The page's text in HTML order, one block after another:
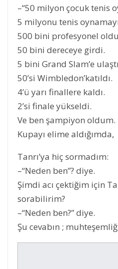
–“50 milyon çocuk tenis
5 milyonu tenis
500 bini profesyonel
50 bini dereceye girdi.
5 bini Grand Slam’e
50’si Wimbledon’katıldı.
4’ü yarı finallere kaldı.
2’si finale yükseldi.
Ve ben şampiyon oldum.
Kupayı elime aldığımda,
Tanrı’ya hiç sormadım:
–“Neden ben”? diye.
Şimdi acı çektiğim için
sorabilirim?
–“Neden ben?” diye.
Şu cevabın ;